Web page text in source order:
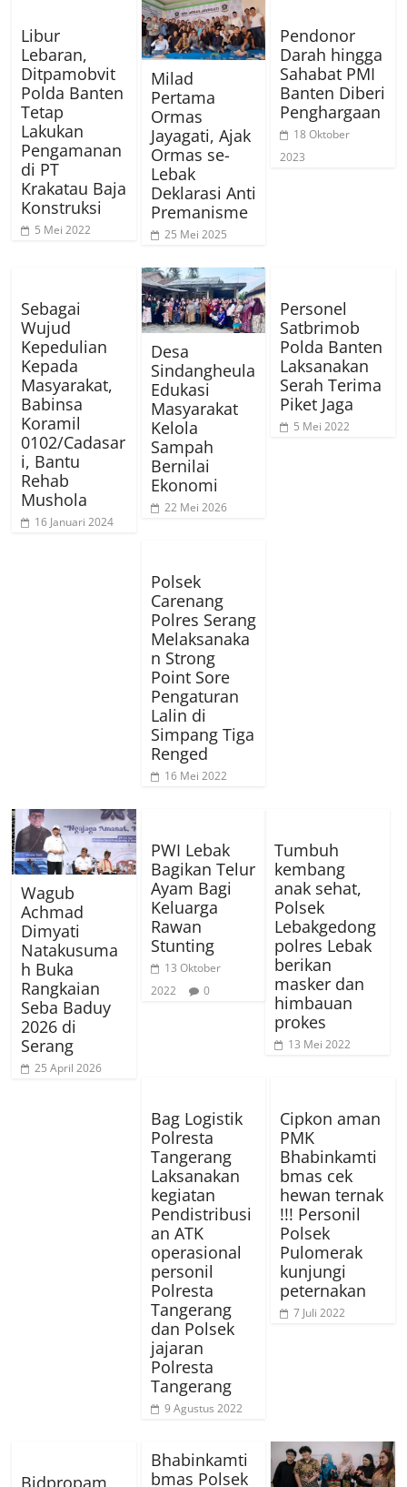
Libur
Lebaran,
Ditpamobvit
Polda Banten
Tetap
Lakukan
Pengamanan
di PT
Krakatau Baja
Konstruksi
5 Mei 2022
Milad
Pertama
Ormas
Jayagati, Ajak
Ormas se-
Lebak
Deklarasi Anti
Premanisme
25 Mei 2025
Pendonor
Darah hingga
Sahabat PMI
Banten Diberi
Penghargaan
18 Oktober
2023
Sebagai
Wujud
Kepedulian
Kepada
Masyarakat,
Babinsa
Koramil
0102/Cadasar
i, Bantu
Rehab
Mushola
16 Januari 2024
Desa
Sindangheula
Edukasi
Masyarakat
Kelola
Sampah
Bernilai
Ekonomi
22 Mei 2026
Personel
Satbrimob
Polda Banten
Laksanakan
Serah Terima
Piket Jaga
5 Mei 2022
Polsek
Carenang
Polres Serang
Melaksanaka
n Strong
Point Sore
Pengaturan
Lalin di
Simpang Tiga
Renged
16 Mei 2022
Wagub
Achmad
Dimyati
Natakusuma
h Buka
Rangkaian
Seba Baduy
2026 di
Serang
25 April 2026
PWI Lebak
Bagikan Telur
Ayam Bagi
Keluarga
Rawan
Stunting
13 Oktober
2022
0
Tumbuh
kembang
anak sehat,
Polsek
Lebakgedong
polres Lebak
berikan
masker dan
himbauan
prokes
13 Mei 2022
Bag Logistik
Polresta
Tangerang
Laksanakan
kegiatan
Pendistribusi
an ATK
operasional
personil
Polresta
Tangerang
dan Polsek
jajaran
Polresta
Tangerang
9 Agustus 2022
Cipkon aman
PMK
Bhabinkamti
bmas cek
hewan ternak
!!! Personil
Polsek
Pulomerak
kunjungi
peternakan
7 Juli 2022
Bidpropam
Bhabinkamti
bmas Polsek